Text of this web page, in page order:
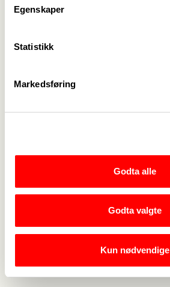
Egenskaper
Statistikk
Markedsføring
Godta alle
Godta valgte
Kun nødvendige
Lønn og tariff
Kalender ->
Om Fagforbundet ->
Brosjyrer og materiell ->
Åpenhetsloven->
->
Nettbutikken->